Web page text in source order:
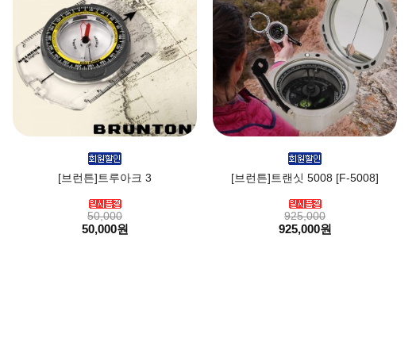
[브런튼]트루아크 3
50,000
50,000원
[브런튼]트랜싯 5008 [F-5008]
925,000
925,000원